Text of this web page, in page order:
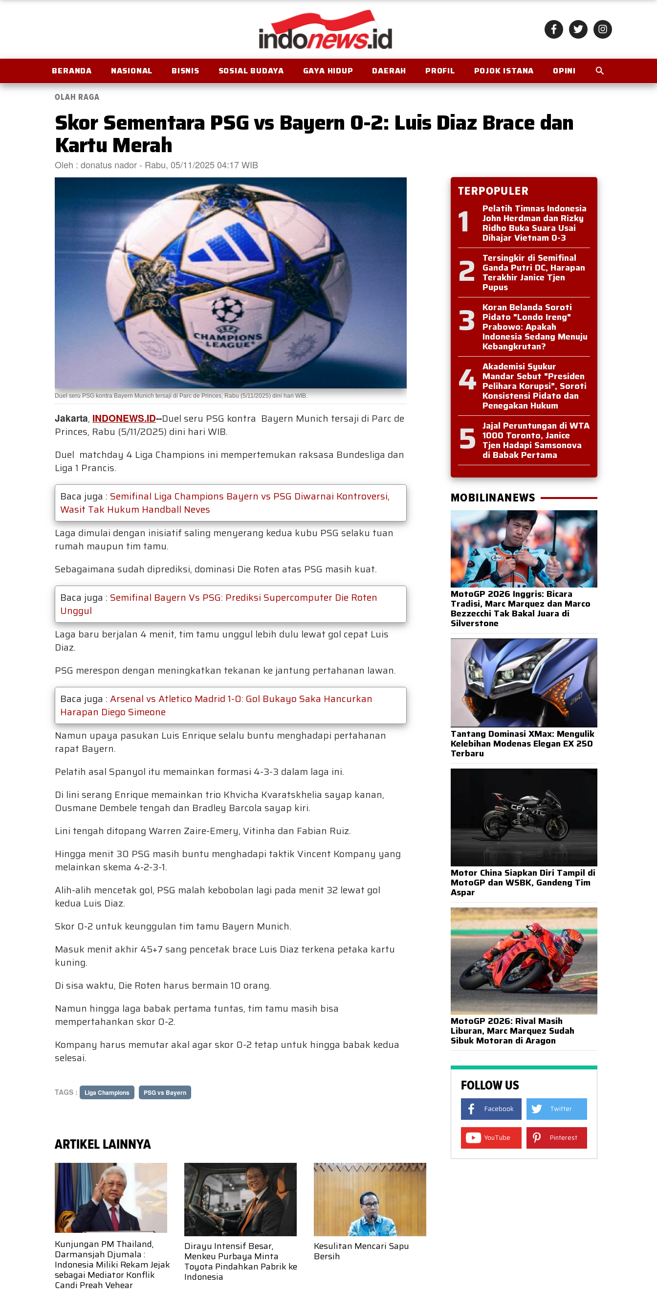
BERANDA NASIONAL BISNIS SOSIAL BUDAYA GAYA HIDUP DAERAH PROFIL POJOK ISTANA OPINI
OLAH RAGA
Skor Sementara PSG vs Bayern 0-2: Luis Diaz Brace dan
Kartu Merah
Oleh : donatus nador - Rabu, 05/11/2025 04:17 WIB
Duel seru PSG kontra Bayern Munich tersaji di Parc de Princes, Rabu (5/11/2025) dini hari WIB.
Jakarta, INDONEWS.ID--Duel seru PSG kontra Bayern Munich tersaji di Parc de
Princes, Rabu (5/11/2025) dini hari WIB.
Duel matchday 4 Liga Champions ini mempertemukan raksasa Bundesliga dan
Liga 1 Prancis.
Baca juga : Semifinal Liga Champions Bayern vs PSG Diwarnai Kontroversi,
Wasit Tak Hukum Handball Neves
Laga dimulai dengan inisiatif saling menyerang kedua kubu PSG selaku tuan
rumah maupun tim tamu.
Sebagaimana sudah diprediksi, dominasi Die Roten atas PSG masih kuat.
Baca juga : Semifinal Bayern Vs PSG: Prediksi Supercomputer Die Roten
Unggul
Laga baru berjalan 4 menit, tim tamu unggul lebih dulu lewat gol cepat Luis
Diaz.
PSG merespon dengan meningkatkan tekanan ke jantung pertahanan lawan.
Baca juga : Arsenal vs Atletico Madrid 1-0: Gol Bukayo Saka Hancurkan
Harapan Diego Simeone
Namun upaya pasukan Luis Enrique selalu buntu menghadapi pertahanan
rapat Bayern.
Pelatih asal Spanyol itu memainkan formasi 4-3-3 dalam laga ini.
Di lini serang Enrique memainkan trio Khvicha Kvaratskhelia sayap kanan,
Ousmane Dembele tengah dan Bradley Barcola sayap kiri.
Lini tengah ditopang Warren Zaire-Emery, Vitinha dan Fabian Ruiz.
Hingga menit 30 PSG masih buntu menghadapi taktik Vincent Kompany yang
melainkan skema 4-2-3-1.
Alih-alih mencetak gol, PSG malah kebobolan lagi pada menit 32 lewat gol
kedua Luis Diaz.
Skor 0-2 untuk keunggulan tim tamu Bayern Munich.
Masuk menit akhir 45+7 sang pencetak brace Luis Diaz terkena petaka kartu
kuning.
Di sisa waktu, Die Roten harus bermain 10 orang.
Namun hingga laga babak pertama tuntas, tim tamu masih bisa
mempertahankan skor 0-2.
Kompany harus memutar akal agar skor 0-2 tetap untuk hingga babak kedua
selesai.
TAGS : Liga Champions PSG vs Bayern
ARTIKEL LAINNYA
Kunjungan PM Thailand,
Darmansjah Djumala :
Indonesia Miliki Rekam Jejak
sebagai Mediator Konflik
Candi Preah Vehear
Dirayu Intensif Besar,
Menkeu Purbaya Minta
Toyota Pindahkan Pabrik ke
Indonesia
Kesulitan Mencari Sapu
Bersih
TERPOPULER
1 Pelatih Timnas Indonesia
John Herdman dan Rizky
Ridho Buka Suara Usai
Dihajar Vietnam 0-3
2 Tersingkir di Semifinal
Ganda Putri DC, Harapan
Terakhir Janice Tjen
Pupus
3 Koran Belanda Soroti
Pidato "Londo Ireng"
Prabowo: Apakah
Indonesia Sedang Menuju
Kebangkrutan?
4 Akademisi Syukur
Mandar Sebut "Presiden
Pelihara Korupsi", Soroti
Konsistensi Pidato dan
Penegakan Hukum
5 Jajal Peruntungan di WTA
1000 Toronto, Janice
Tjen Hadapi Samsonova
di Babak Pertama
MOBILINANEWS
MotoGP 2026 Inggris: Bicara
Tradisi, Marc Marquez dan Marco
Bezzecchi Tak Bakal Juara di
Silverstone
Tantang Dominasi XMax: Mengulik
Kelebihan Modenas Elegan EX 250
Terbaru
Motor China Siapkan Diri Tampil di
MotoGP dan WSBK, Gandeng Tim
Aspar
MotoGP 2026: Rival Masih
Liburan, Marc Marquez Sudah
Sibuk Motoran di Aragon
FOLLOW US
Facebook Twitter
YouTube Pinterest